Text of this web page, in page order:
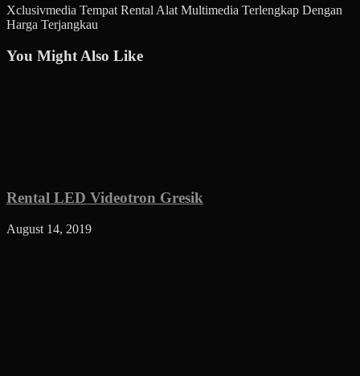
Xclusivmedia Tempat Rental Alat Multimedia Terlengkap Dengan
Harga Terjangkau
You Might Also Like
Rental LED Videotron Gresik
August 14, 2019